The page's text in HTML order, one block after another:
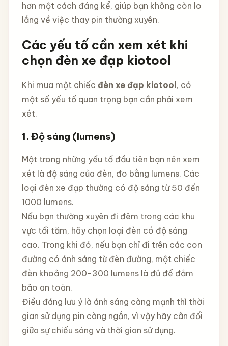
hơn một cách đáng kể, giúp bạn không còn lo
lắng về việc thay pin thường xuyên.
Các yếu tố cần xem xét khi
chọn đèn xe đạp kiotool
Khi mua một chiếc đèn xe đạp kiotool , có
một số yếu tố quan trọng bạn cần phải xem
xét.
1. Độ sáng (lumens)
Một trong những yếu tố đầu tiên bạn nên xem
xét là độ sáng của đèn, đo bằng lumens. Các
loại đèn xe đạp thường có độ sáng từ 50 đến
1000 lumens.
Nếu bạn thường xuyên đi đêm trong các khu
vực tối tăm, hãy chọn loại đèn có độ sáng
cao. Trong khi đó, nếu bạn chỉ đi trên các con
đường có ánh sáng từ đèn đường, một chiếc
đèn khoảng 200-300 lumens là đủ để đảm
bảo an toàn.
Điều đáng lưu ý là ánh sáng càng mạnh thì thời
gian sử dụng pin càng ngắn, vì vậy hãy cân đối
giữa sự chiếu sáng và thời gian sử dụng.